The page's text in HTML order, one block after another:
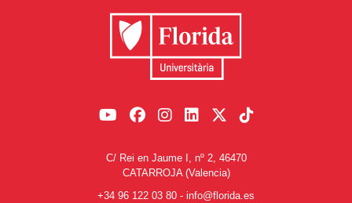
C/ Rei en Jaume I, nº 2, 46470
CATARROJA (Valencia)
+34 96 122 03 80 - info@florida.es